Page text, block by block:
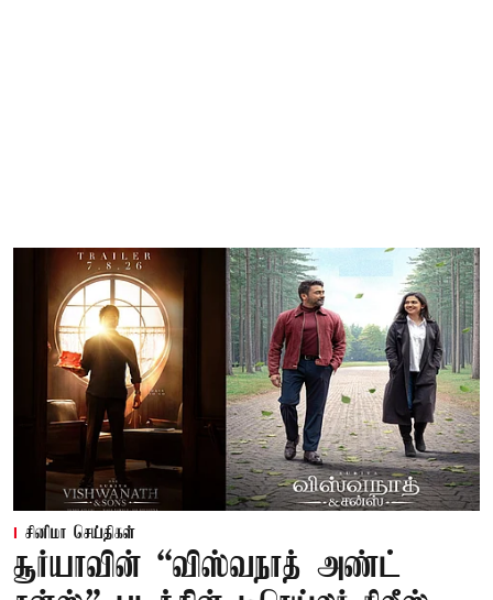
சினிமா செய்திகள்
சூர்யாவின் “விஸ்வநாத் அண்ட்